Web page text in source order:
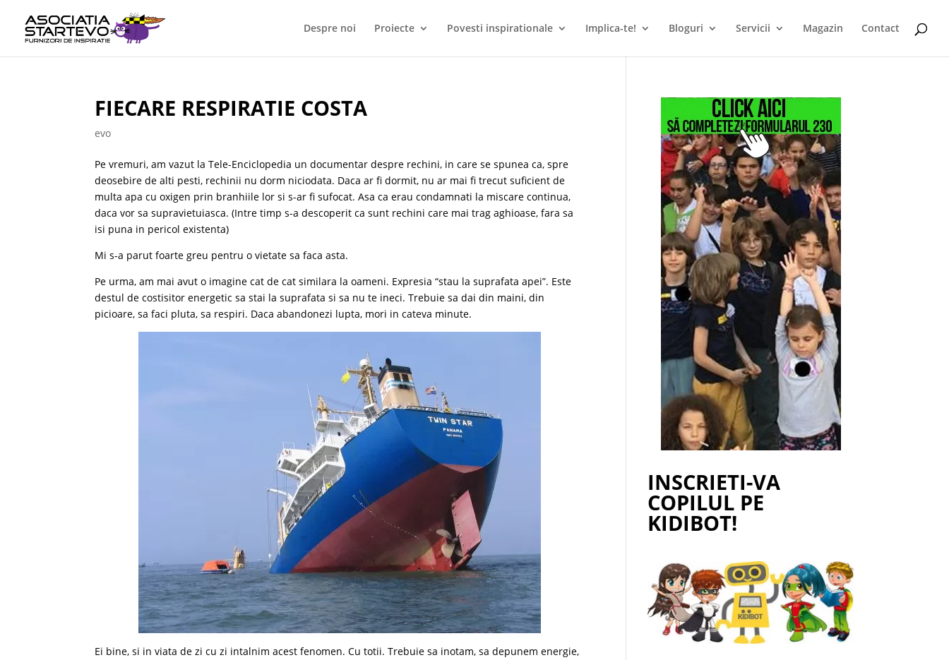
Despre noi Proiecte Povesti inspirationale Implica-te! Bloguri Servicii Magazin Contact
FIECARE RESPIRATIE COSTA
evo
Pe vremuri, am vazut la Tele-Enciclopedia un documentar despre rechini, in care se spunea ca, spre
deosebire de alti pesti, rechinii nu dorm niciodata. Daca ar fi dormit, nu ar mai fi trecut suficient de
multa apa cu oxigen prin branhiile lor si s-ar fi sufocat. Asa ca erau condamnati la miscare continua,
daca vor sa supravietuiasca. (Intre timp s-a descoperit ca sunt rechini care mai trag aghioase, fara sa
isi puna in pericol existenta)
Mi s-a parut foarte greu pentru o vietate sa faca asta.
Pe urma, am mai avut o imagine cat de cat similara la oameni. Expresia “stau la suprafata apei”. Este
destul de costisitor energetic sa stai la suprafata si sa nu te ineci. Trebuie sa dai din maini, din
picioare, sa faci pluta, sa respiri. Daca abandonezi lupta, mori in cateva minute.
Ei bine, si in viata de zi cu zi intalnim acest fenomen. Cu totii. Trebuie sa inotam, sa depunem energie,
INSCRIETI-VA
COPILUL PE
KIDIBOT!